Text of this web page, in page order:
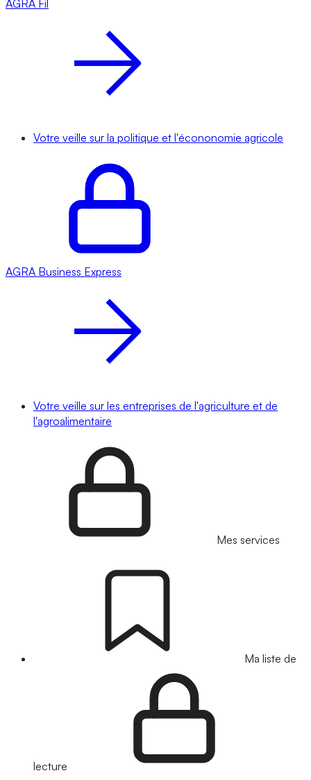
AGRA Fil
Votre veille sur la politique et l'écononomie agricole
AGRA Business Express
Votre veille sur les entreprises de l'agriculture et de
l'agroalimentaire
Mes services
Ma liste de
lecture